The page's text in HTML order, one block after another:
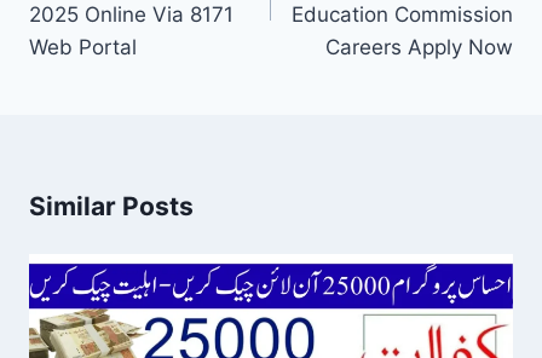
2025 Online Via 8171
Web Portal
Education Commission
Careers Apply Now
Similar Posts